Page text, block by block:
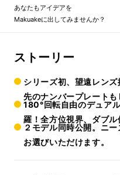
あなたもアイデアを
Makuakeに出してみませんか？
ストーリー
シリーズ初、望遠レン
先のナンバープレートも
180°回転自由のデュア
羅！全方位視界、ダブル
２モデル同時公開。ニ
お選びいただけます。